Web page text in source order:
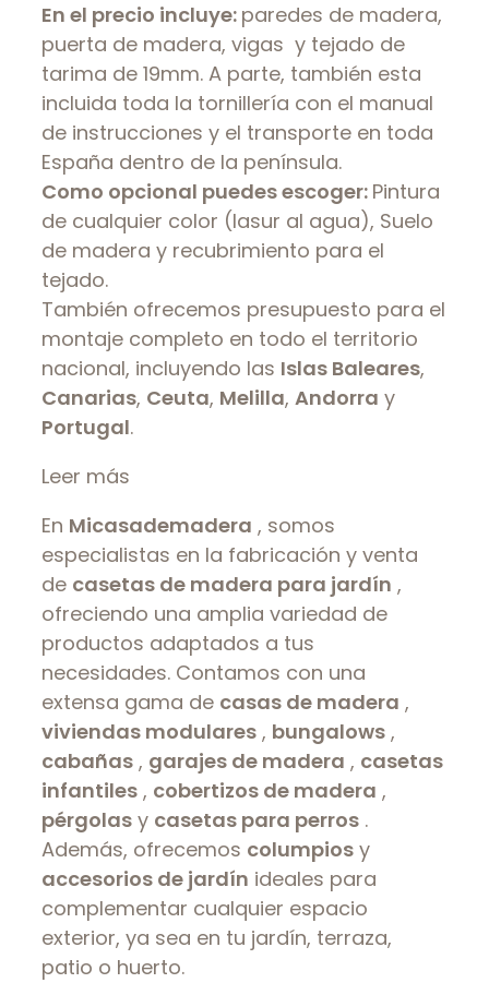
En el precio incluye: paredes de madera,
puerta de madera, vigas y tejado de
tarima de 19mm. A parte, también esta
incluida toda la tornillería con el manual
de instrucciones y el transporte en toda
España dentro de la península.
Como opcional puedes escoger: Pintura
de cualquier color (lasur al agua), Suelo
de madera y recubrimiento para el
tejado.
También ofrecemos presupuesto para el
montaje completo en todo el territorio
nacional, incluyendo las Islas Baleares,
Canarias, Ceuta, Melilla, Andorra y
Portugal.
Leer más
En Micasademadera , somos
especialistas en la fabricación y venta
de casetas de madera para jardín ,
ofreciendo una amplia variedad de
productos adaptados a tus
necesidades. Contamos con una
extensa gama de casas de madera ,
viviendas modulares , bungalows ,
cabañas , garajes de madera , casetas
infantiles , cobertizos de madera ,
pérgolas y casetas para perros .
Además, ofrecemos columpios y
accesorios de jardín ideales para
complementar cualquier espacio
exterior, ya sea en tu jardín, terraza,
patio o huerto.